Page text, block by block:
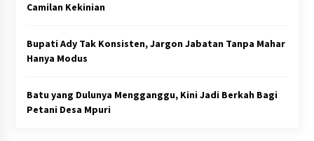
Camilan Kekinian
Bupati Ady Tak Konsisten, Jargon Jabatan Tanpa Mahar
Hanya Modus
Batu yang Dulunya Mengganggu, Kini Jadi Berkah Bagi
Petani Desa Mpuri